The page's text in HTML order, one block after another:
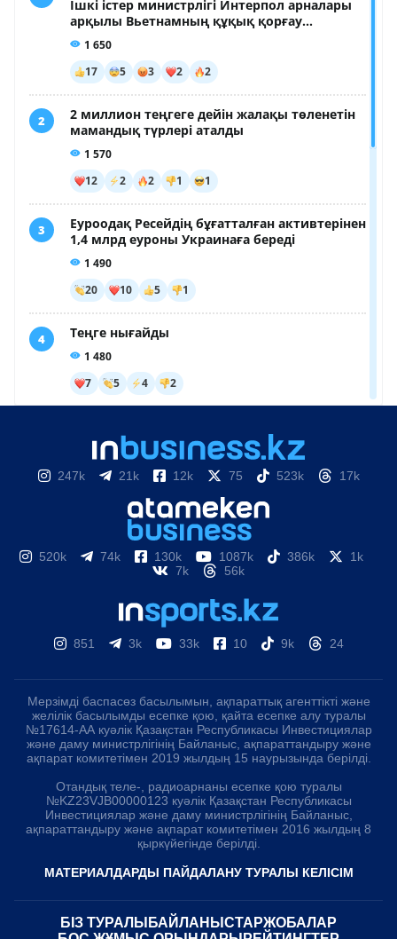
247k 21k 12k 75 523k 17k
520k 74k 130k 1087k 386k
1k
7k
56k
851 3k 33k 10 9k 24
Мерзімді баспасөз басылымын, ақпараттық агенттікті және
желілік басылымды есепке қою, қайта есепке алу туралы
№17614-АА куәлік Қазақстан Республикасы Инвестициялар
және даму министрлігінің Байланыс, ақпараттандыру және
ақпарат комитетімен 2019 жылдың 15 наурызында берілді.
Отандық теле-, радиоарнаны есепке қою туралы
№KZ23VJB00000123 куәлік Қазақстан Республикасы
Инвестициялар және даму министрлігінің Байланыс,
ақпараттандыру және ақпарат комитетімен 2016 жылдың 8
қыркүйегінде берілді.
МАТЕРИАЛДАРДЫ ПАЙДАЛАНУ ТУРАЛЫ КЕЛІСІМ
БІЗ ТУРАЛЫ БАЙЛАНЫСТАРЖОБАЛАР